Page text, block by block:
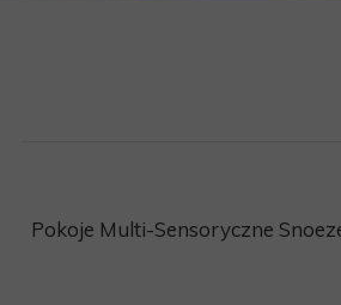
Pokoje Multi-Sensoryczne